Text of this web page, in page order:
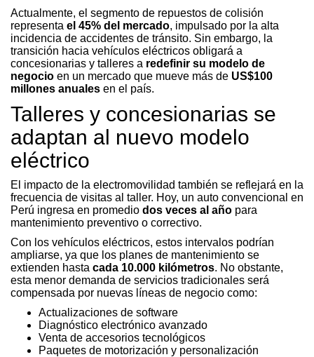
Actualmente, el segmento de repuestos de colisión
representa el 45% del mercado, impulsado por la alta
incidencia de accidentes de tránsito. Sin embargo, la
transición hacia vehículos eléctricos obligará a
concesionarias y talleres a redefinir su modelo de
negocio en un mercado que mueve más de US$100
millones anuales en el país.
Talleres y concesionarias se
adaptan al nuevo modelo
eléctrico
El impacto de la electromovilidad también se reflejará en la
frecuencia de visitas al taller. Hoy, un auto convencional en
Perú ingresa en promedio dos veces al año para
mantenimiento preventivo o correctivo.
Con los vehículos eléctricos, estos intervalos podrían
ampliarse, ya que los planes de mantenimiento se
extienden hasta cada 10.000 kilómetros. No obstante,
esta menor demanda de servicios tradicionales será
compensada por nuevas líneas de negocio como:
Actualizaciones de software
Diagnóstico electrónico avanzado
Venta de accesorios tecnológicos
Paquetes de motorización y personalización